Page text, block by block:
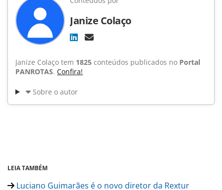
Janize Colaço
Janize Colaço tem 1825 conteúdos publicados no Portal
PANROTAS. Confira!
Sobre o autor
LEIA TAMBÉM
Luciano Guimarães é o novo diretor da Rextur